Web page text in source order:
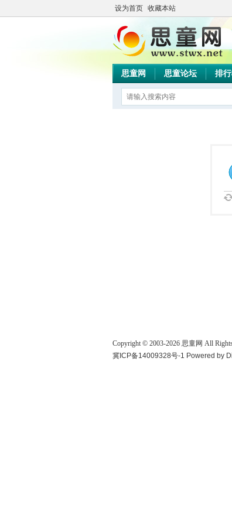
设为首页 收藏本站
思童网 思童论坛 排
Copyright © 2003-2026 思童网 All
冀ICP备14009328号-1 Powered by